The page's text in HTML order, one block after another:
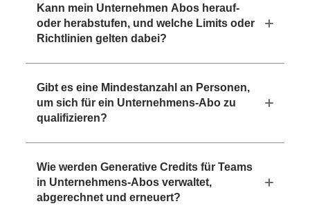
Kann mein Unternehmen Abos herauf-
oder herabstufen, und welche Limits oder
Richtlinien gelten dabei?
Gibt es eine Mindestanzahl an Personen,
um sich für ein Unternehmens-Abo zu
qualifizieren?
Wie werden Generative Credits für Teams
in Unternehmens-Abos verwaltet,
abgerechnet und erneuert?